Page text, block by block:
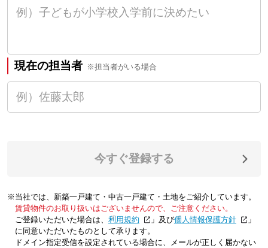
現在の担当者 ※担当者がいる場合
今すぐ登録する
※当社では、新築一戸建て・中古一戸建て・土地をご紹介しています。
賃貸物件のお取り扱いはございませんので、ご注意ください。
ご登録いただいた場合は、「利用規約 」及び「個人情報保護方針
」
に同意いただいたものとして承ります。
ドメイン指定受信を設定されている場合に、メールが正しく届かない